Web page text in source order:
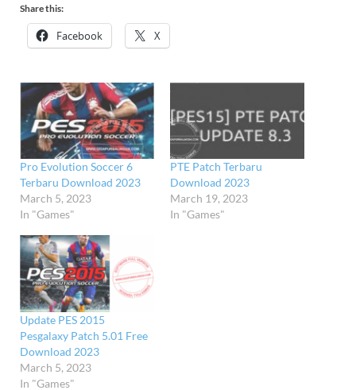
Share this:
Facebook X
Pro Evolution Soccer 6
Terbaru Download 2023
March 5, 2023
In "Games"
PTE Patch Terbaru
Download 2023
March 19, 2023
In "Games"
Update PES 2015
Pesgalaxy Patch 5.01 Free
Download 2023
March 5, 2023
In "Games"